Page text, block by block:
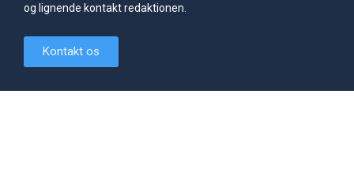
og lignende kontakt redaktionen.
Kontakt os